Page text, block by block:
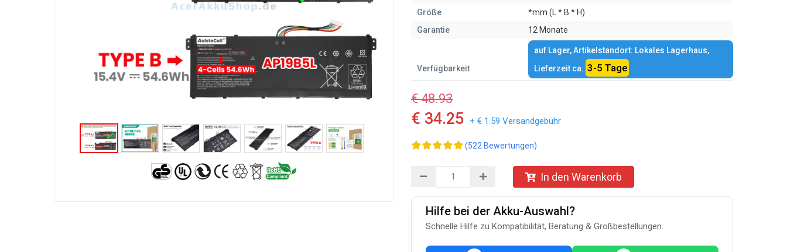
Größe
*mm (L * B * H)
Garantie
12 Monate
Verfügbarkeit
auf Lager, Artikelstandort: Lokales Lagerhaus,
Lieferzeit ca. 3-5 Tage
€ 48.93
€ 34.25 + € 1.59 Versandgebühr
(522 Bewertungen)
In den Warenkorb
Hilfe bei der Akku-Auswahl?
Schnelle Hilfe zu Kompatibilität, Beratung & Großbestellungen.